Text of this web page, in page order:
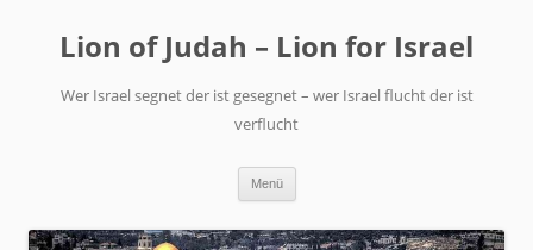
springen
Lion of Judah – Lion for Israel
Wer Israel segnet der ist gesegnet – wer Israel flucht der ist
verflucht
Menü